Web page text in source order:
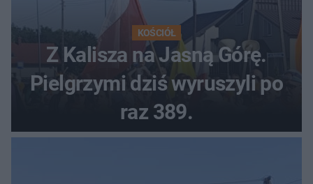
KOŚCIÓŁ
Z Kalisza na Jasną Górę.
Pielgrzymi dziś wyruszyli po
raz 389.